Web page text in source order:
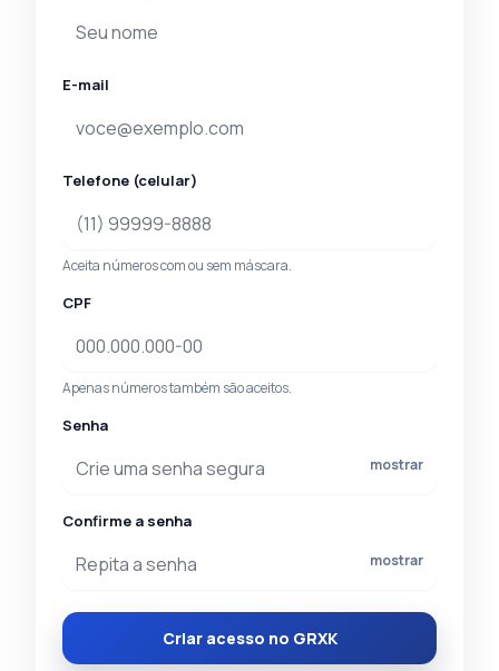
E-mail
Telefone (celular)
Aceita números com ou sem máscara.
CPF
Apenas números também são aceitos.
Senha
mostrar
Confirme a senha
mostrar
Criar acesso no GRXK